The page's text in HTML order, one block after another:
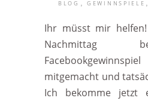
BLOG , GEWINNSPIELE ,
Ihr müsst mir
Nachmittag
mitgemacht und
Ich bekomme jetzt